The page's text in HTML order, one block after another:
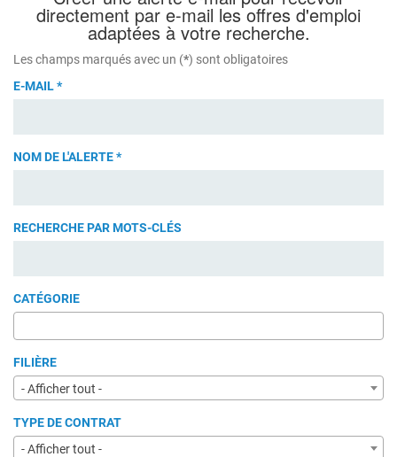
directement par e-mail les offres d'emploi
adaptées à votre recherche.
Les champs marqués avec un (*) sont obligatoires
E-MAIL*
NOM DE L'ALERTE*
RECHERCHE PAR MOTS-CLÉS
CATÉGORIE
FILIÈRE
- Afficher tout -
TYPE DE CONTRAT
- Afficher tout -